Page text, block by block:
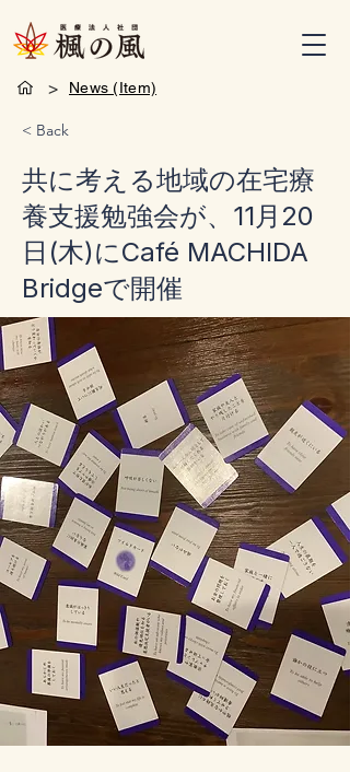
> News (Item)
< Back
共に考える地域の在宅療
養支援勉強会が、11月20
日(木)にCafé MACHIDA
Bridgeで開催